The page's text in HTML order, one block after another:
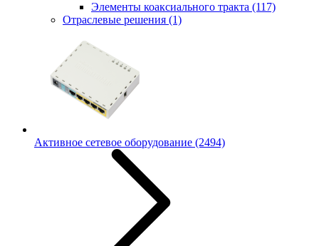
Элементы коаксиального тракта (117)
Отраслевые решения (1)
Активное сетевое оборудование (2494)